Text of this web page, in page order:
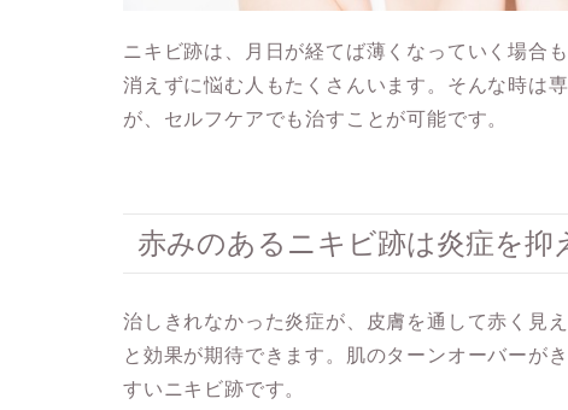
ニキビ跡は、 月日が経てば薄くなっていく場合
消えずに悩む人もたくさんいます。そんな時は
が、セルフケアでも治すことが可能です。
赤みのあるニキビ跡は炎症を抑
治しきれなかった炎症が、皮膚を通して赤く見
と効果が期待できます。肌のターンオーバーが
すいニキビ跡です。